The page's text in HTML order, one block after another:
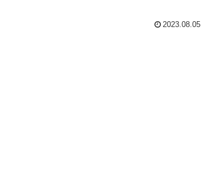
2023.08.05